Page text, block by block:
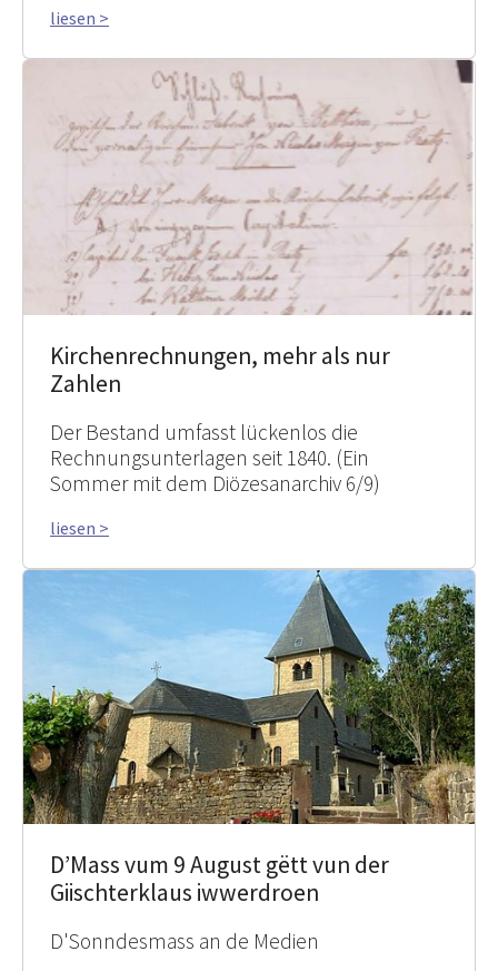
liesen >
Kirchenrechnungen, mehr als nur
Zahlen
Der Bestand umfasst lückenlos die
Rechnungsunterlagen seit 1840. (Ein
Sommer mit dem Diözesanarchiv 6/9)
liesen >
D’Mass vum 9 August gëtt vun der
Giischterklaus iwwerdroen
D'Sonndesmass an de Medien